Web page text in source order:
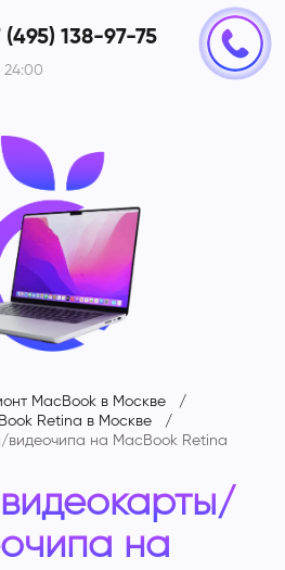
(495) 138-97-75
24:00
MacBook в Москве
Retina в Москве
видеочипа на MacBook Retina
на